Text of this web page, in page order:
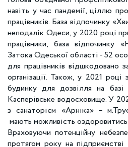
навіть у час пандемії, ціллю
працівників. База відпочинку
неподалік Одеси, у 2020 році
працівники, база
Затока Одеської області - 52
для працівників відшкодовано
організації. Також, у 2021 році
будинку для дозвілля на базі
Касперівське водосховище. У
з санаторієм «Арніка» –
мають можливість
Враховуючи потенційну
протягом року на